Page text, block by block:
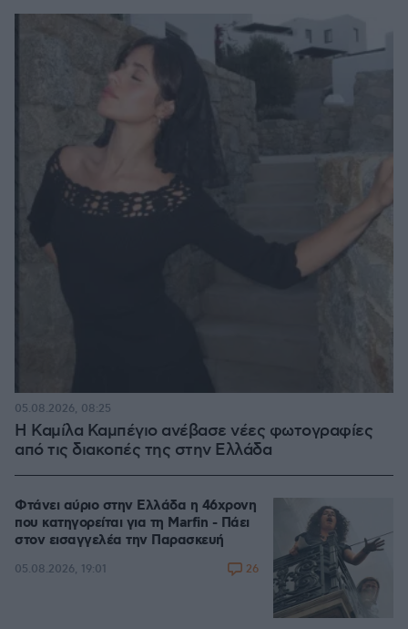
Η Καμίλα Καμπέγιο ανέβασε νέες φωτογραφίες
από τις διακοπές της στην Ελλάδα
05.08.2026, 08:25
Φτάνει αύριο στην Ελλάδα η 46χρονη
που κατηγορείται για τη Marfin - Πάει
στον εισαγγελέα την Παρασκευή
05.08.2026, 19:01 26